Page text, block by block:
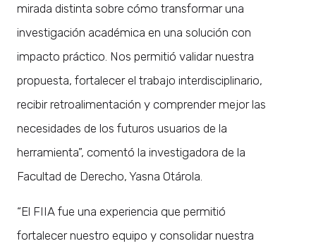
mirada distinta sobre cómo transformar una
investigación académica en una solución con
impacto práctico. Nos permitió validar nuestra
propuesta, fortalecer el trabajo interdisciplinario,
recibir retroalimentación y comprender mejor las
necesidades de los futuros usuarios de la
herramienta”, comentó la investigadora de la
Facultad de Derecho, Yasna Otárola.
“El FIIA fue una experiencia que permitió
fortalecer nuestro equipo y consolidar nuestra